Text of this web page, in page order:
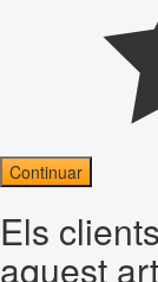
Continuar
Els
aquest